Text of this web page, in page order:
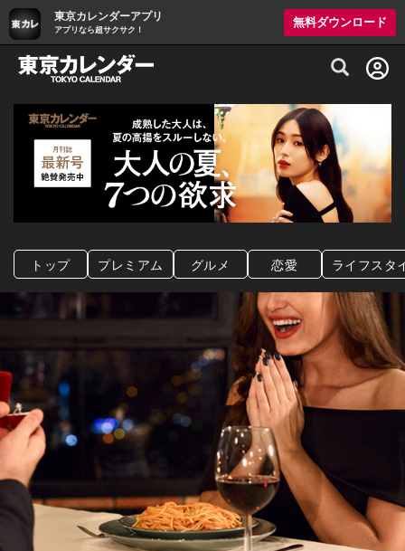
東京カレンダーアプリ
アプリなら超サクサク！
無料ダウンロード
グルメ情報・プレミアムレストラン予約
トップ プレミアム グルメ 恋愛 ライフスタ